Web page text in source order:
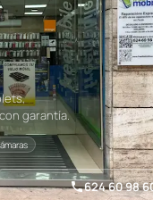
garantía.
624 60 98